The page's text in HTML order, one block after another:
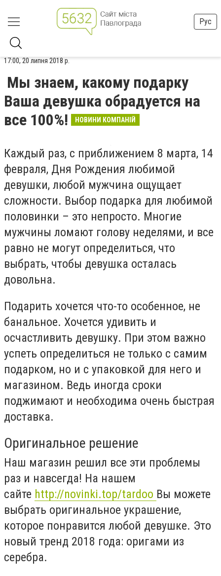
Рус
17:00, 20 липня 2018 р.
Мы знаем, какому подарку
Ваша девушка обрадуется на
все 100%!
НОВИНИ КОМПАНІЙ
Каждый раз, с приближением 8 марта, 14
февраля, Дня Рождения любимой
девушки, любой мужчина ощущает
сложности. Выбор подарка для любимой
половинки – это непросто. Многие
мужчины ломают голову неделями, и все
равно не могут определиться, что
выбрать, чтобы девушка осталась
довольна.
Подарить хочется что-то особенное, не
банальное. Хочется удивить и
осчастливить девушку. При этом важно
успеть определиться не только с самим
подарком, но и с упаковкой для него и
магазином. Ведь иногда сроки
поджимают и необходима очень быстрая
доставка.
Оригинальное решение
Наш магазин решил все эти проблемы
раз и навсегда! На нашем
сайте http://novinki.top/tardoo Вы можете
выбрать оригинальное украшение,
которое понравится любой девушке. Это
новый тренд 2018 года: оригами из
серебра.